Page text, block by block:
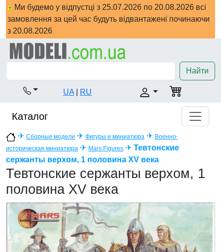
Ми будемо у відпустці з 25.07.2026 по 20.08.2026 всі
замовлення за цей час будуть відвантажені починаючи
з 20.08.2026
Найти
UA RU
Каталог
✈ Сборные модели ✈ Фигуры и миниатюра ✈ Военно-
историческая миниатюра ✈ Mars Figures ✈ Тевтонские
сержанты верхом, 1 половина XV века
Тевтонские сержанты верхом, 1
половина XV века